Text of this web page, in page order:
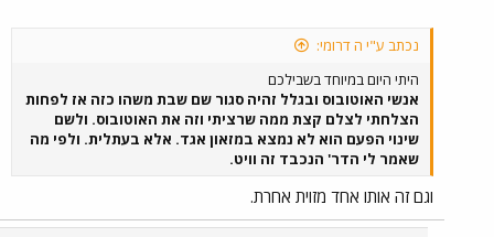
נכתב ע"י ה דרומי:
היתי היום במיוחד בשבילכם
אנשי האוטובוס ובגלל זהיה סגור שם שבת משהו כזה אז לפחות
הצלחתי לצלם קצת ממה שרציתי וזה את האוטובוס. ולשם
שינוי הפעם הוא לא נמצא במזאון אגד. אלא בעתלית. ולפי מה
שאמר לי הדר' הנכבד זה וויט.
וגם זה אותו אחד מזוית אחרת.